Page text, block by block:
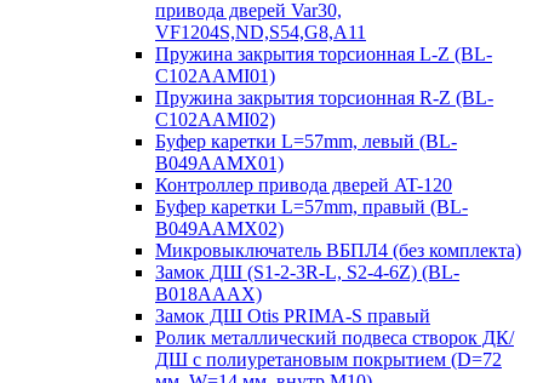
привода дверей Var30,
VF1204S,ND,S54,G8,A11
Пружина закрытия торсионная L-Z (BL-
C102AAMI01)
Пружина закрытия торсионная R-Z (BL-
C102AAMI02)
Буфер каретки L=57mm, левый (BL-
B049AAMX01)
Контроллер привода дверей AT-120
Буфер каретки L=57mm, правый (BL-
B049AAMX02)
Микровыключатель ВБПЛ4 (без комплекта)
Замок ДШ (S1-2-3R-L, S2-4-6Z) (BL-
B018AAAX)
Замок ДШ Otis PRIMA-S правый
Ролик металлический подвеса створок ДК/
ДШ с полиуретановым покрытием (D=72